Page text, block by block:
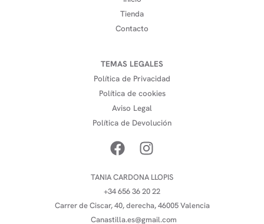
Tienda
Contacto
TEMAS LEGALES
Política de Privacidad
Política de cookies
Aviso Legal
Política de Devolución
TANIA CARDONA LLOPIS
+34 656 36 20 22
Carrer de Ciscar, 40, derecha, 46005 Valencia
Canastilla.es@gmail.com